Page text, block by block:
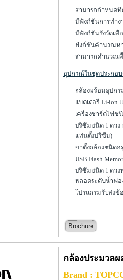
สามารถกำหนดทิ
มีฟังก์ชันการทำง
มีฟังก์ชันรังวัดเพื่
ฟังก์ชันคำนวณหา
สามารถคำนวณพื้
อุปกรณ์ในชุดประกอบ
กล้องพร้อมอุปก
แบตเตอรี่
เครื่องชาร์ตไ
ปริซึมชนิด 1 ดวง
แท่นตั้งปริซึม)
ขาตั้งกล้องช
USB Flash
ปริซึมชนิด 1 ดวง
หลอดระดับน้ำฟอ
โปรแกรมรับส่ง
Brochure
กล้องประมวลผ
Brand :